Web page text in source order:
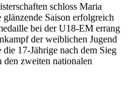
schloss Maria
Saison erfolgreich
bei der U18-EM errang
der weiblichen Jugend
17-Jährige nach dem Sieg
zweiten nationalen